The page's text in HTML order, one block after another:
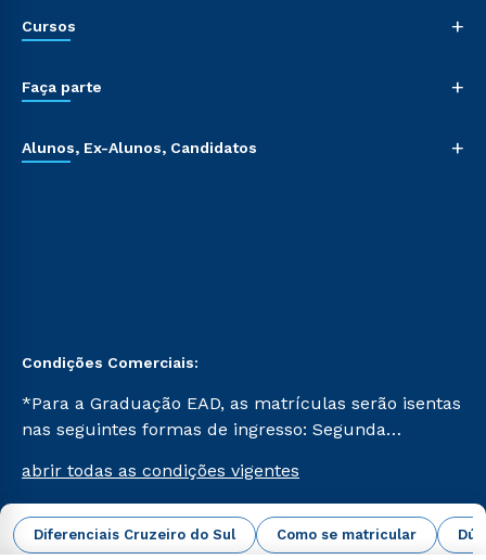
Diferenciais Cruzeiro do Sul Como se matricular
Cursos +
Faça parte +
Alunos, Ex-Alunos, Candidatos +
Condições Comerciais:
*Para a Graduação EAD, as matrículas serão isentas
nas seguintes formas de ingresso: Segunda
Já para as demais, a taxa de matrícula será de R$
49. *Para a Pós-graduação EAD, as ofertas
mencionadas são referentes aos cursos: Ensino
abrir todas as condições vigentes
Campus Virtual Cruzeiro do Sul Educacional © 2026 -